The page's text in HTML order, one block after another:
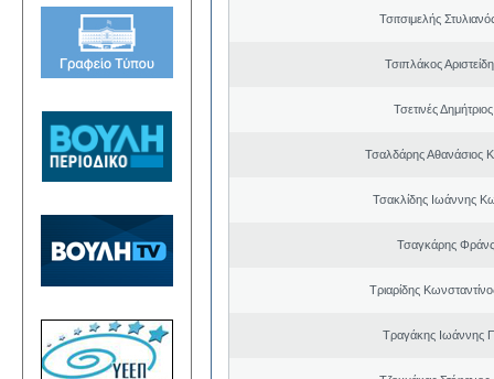
Τσιτσιμελής
Τσιπλάκος
Τσετινές
Τσαλδάρης Αθανάσιος
Τσακλίδης Ιωάννης
Τσαγκάρης
Τριαρίδης
Τραγάκης Ιωάννης